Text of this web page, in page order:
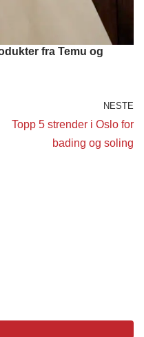
fra Temu og
NESTE
Topp 5 strender i Oslo for
bading og soling